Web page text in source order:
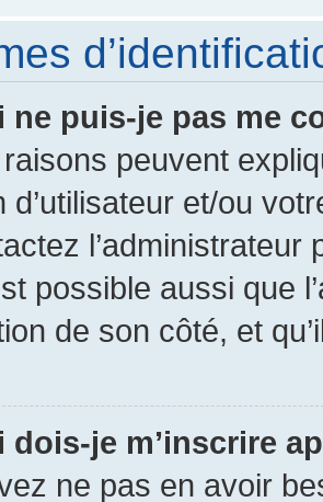
ne puis-je pas me
peuvent
d’utilisateur et/ou
l’administrateur
possible aussi que
de son côté, et
dois-je m’inscrire
ne pas en avoir